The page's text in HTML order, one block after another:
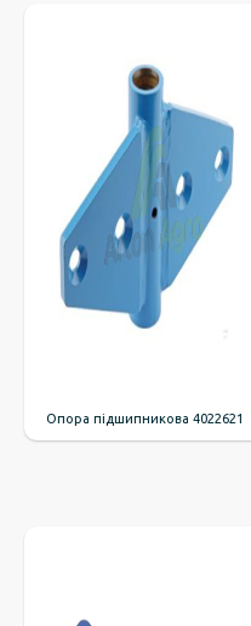
Опора підшипникова 4022621